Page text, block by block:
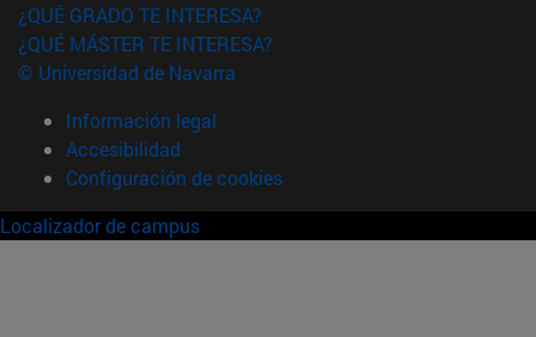
¿QUÉ GRADO TE INTERESA?
¿QUÉ MÁSTER TE INTERESA?
© Universidad de Navarra
Información legal
Accesibilidad
Configuración de cookies
Localizador de campus